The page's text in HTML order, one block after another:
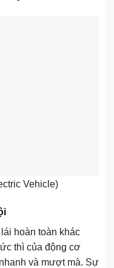
Vehicle)
hoàn toàn khác
thì của động cơ
và mượt mà. Sự